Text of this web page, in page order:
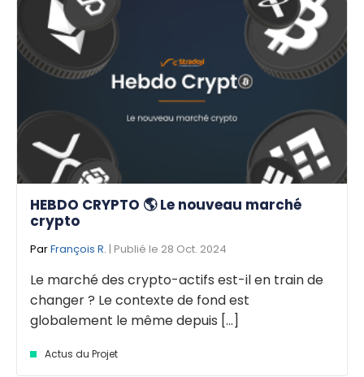
HEBDO CRYPTO 🌎 Le nouveau marché
crypto
ParFrançois R. | Publié le 28 Oct. 2024
Le marché des crypto-actifs est-il en train de
changer ? Le contexte de fond est
globalement le même depuis [...]
Actus du Projet